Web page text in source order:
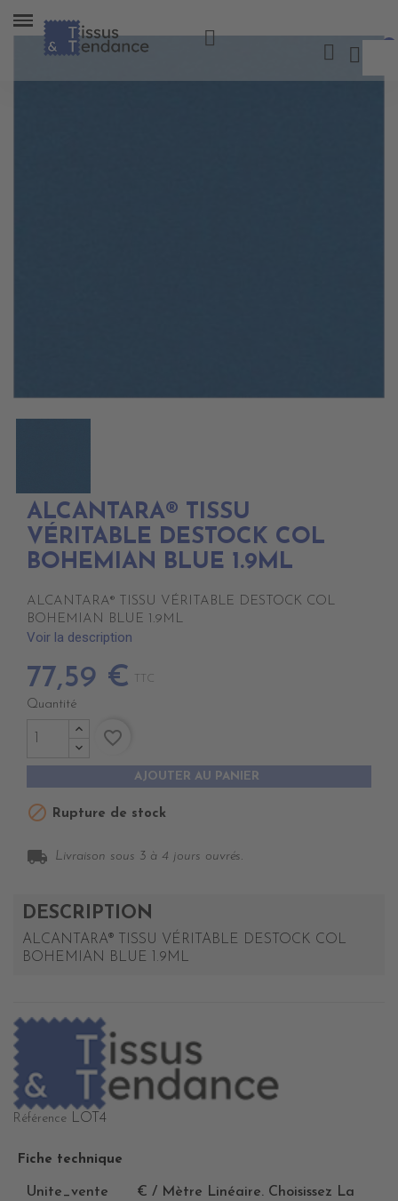
ALCANTARA® TISSU
VÉRITABLE DESTOCK COL
BOHEMIAN BLUE 1.9ML
ALCANTARA® TISSU VÉRITABLE DESTOCK COL
BOHEMIAN BLUE 1.9ML
Voir la description
77,59 € TTC
Quantité
AJOUTER AU PANIER
favorite_border
 Rupture de stock
local_shipping Livraison sous 3 à 4 jours ouvrés.
DESCRIPTION
ALCANTARA® TISSU VÉRITABLE DESTOCK COL
BOHEMIAN BLUE 1.9ML
Référence LOT4
Fiche technique
Unite_vente
€ / Mètre Linéaire. Choisissez La